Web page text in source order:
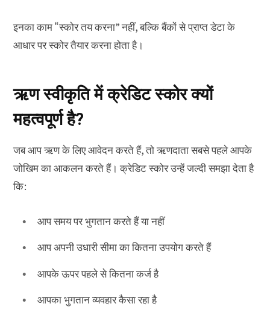
इनका काम “स्कोर तय करना” नहीं, बल्कि बैंकों से प्राप्त डेटा के
आधार पर स्कोर तैयार करना होता है।
ऋण स्वीकृति में क्रेडिट स्कोर क्यों
महत्वपूर्ण है?
जब आप ऋण के लिए आवेदन करते हैं, तो ऋणदाता सबसे पहले आपके
जोखिम का आकलन करते हैं। क्रेडिट स्कोर उन्हें जल्दी समझा देता है
कि:
आप समय पर भुगतान करते हैं या नहीं
आप अपनी उधारी सीमा का कितना उपयोग करते हैं
आपके ऊपर पहले से कितना कर्ज है
आपका भुगतान व्यवहार कैसा रहा है